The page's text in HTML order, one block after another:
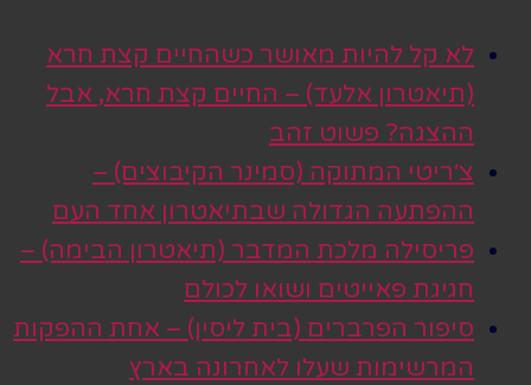
לא קל להיות מאושר כשהחיים קצת חרא
(תיאטרון אלעד) – החיים קצת חרא, אבל
ההצגה? פשוט זהב
צ׳ריטי המתוקה (סמינר הקיבוצים) –
ההפתעה הגדולה שבתיאטרון אחד העם
פריסילה מלכת המדבר (תיאטרון הבימה) –
חגיגת פאייטים ושואו לכולם
סיפור הפרברים (בית ליסין) – אחת ההפקות
המרשימות שעלו לאחרונה בארץ